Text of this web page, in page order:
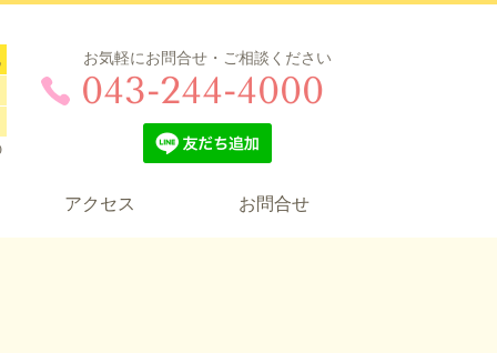
お気軽にお問合せ・ご相談ください
043-244-4000
アクセス お問合せ